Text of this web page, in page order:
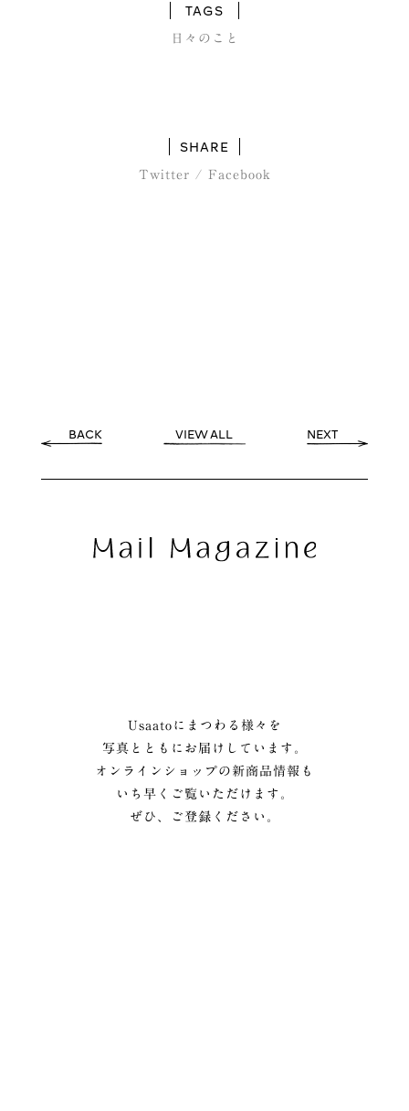
TAGS
日々のこと
SHARE
Twitter / Facebook
BACK VIEW ALL NEXT
Usaatoにまつわる様々を
写真とともにお届けしています。
オンラインショップの新商品情報も
いち早くご覧いただけます。
ぜひ、ご登録ください。